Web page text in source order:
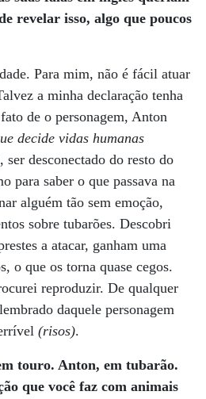
revelar isso, algo que poucos
Para mim, não é fácil atuar
a minha declaração tenha
de o personagem, Anton
decide vidas humanas
, ser desconectado do resto do
para saber o que passava na
alguém tão sem emoção,
sobre tubarões. Descobri
a atacar, ganham uma
o que os torna quase cegos.
reproduzir. De qualquer
daquele personagem
(risos).
touro. Anton, em tubarão.
que você faz com animais